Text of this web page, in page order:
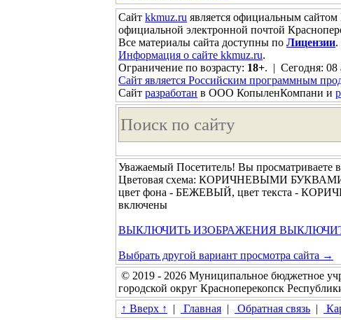
Сайт kkmuz.ru является официальным сайтом
официальной электронной почтой
Все материалы сайта доступны по Лицензии.
Информация о сайте kkmuz.ru.
Ограничение по возрасту: 18+. | Сегодня: 08
Сайт является Российским программным
Сайт разработан в ООО КопыленКомпани и
Уважаемый Посетитель! Вы просматриваете
Цветовая схема: КОРИЧНЕВЫМИ
цвет фона - БЕЖЕВЫЙ, цвет текста -
включены
ВЫКЛЮЧИТЬ ИЗОБРАЖЕНИЯ
Выбрать другой вариант просмотра сайта →
© 2019 - 2026 Муниципальное бюджетное
городской округ Красноперекопск
↑ Вверх ↑
| Главная | Обратная связь |